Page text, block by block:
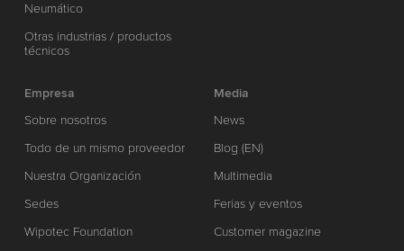
Neumático
Otras industrias / productos
técnicos
Empresa
Sobre nosotros
Todo de un mismo proveedor
Nuestra Organización
Sedes
Wipotec Foundation
Media
News
Blog (EN)
Multimedia
Ferias y eventos
Customer magazine